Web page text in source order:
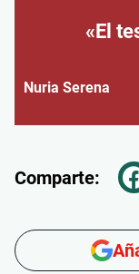
«El
Nuria Serena
Comparte: